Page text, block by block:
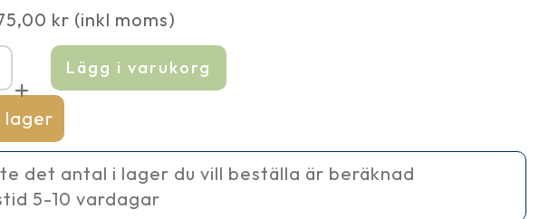
lager
kr (inkl moms)
Lägg i varukorg
det antal i lager du vill beställa är beräknad
5-10 vardagar